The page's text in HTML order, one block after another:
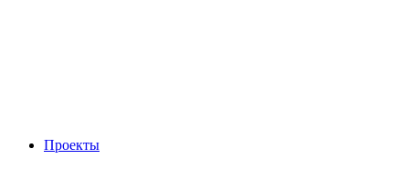
Проекты